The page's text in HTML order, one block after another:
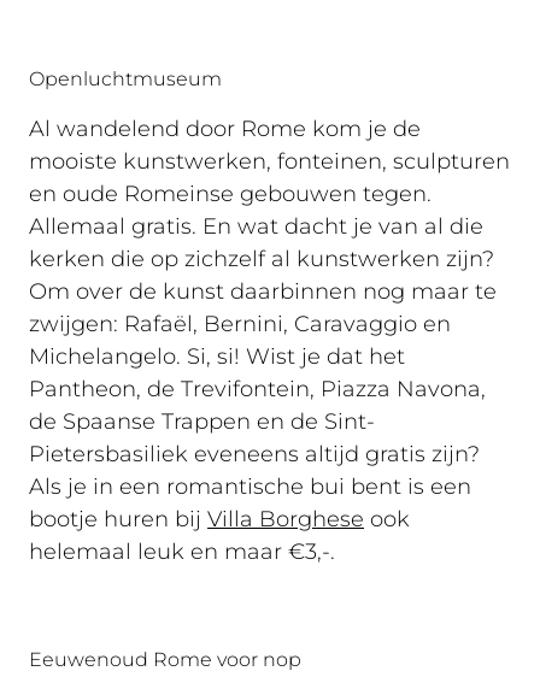
Openluchtmuseum
Al wandelend door Rome kom je de
mooiste kunstwerken, fonteinen, sculpturen
en oude Romeinse gebouwen tegen.
Allemaal gratis. En wat dacht je van al die
kerken die op zichzelf al kunstwerken zijn?
Om over de kunst daarbinnen nog maar te
zwijgen: Rafaël, Bernini, Caravaggio en
Michelangelo. Si, si! Wist je dat het
Pantheon, de Trevifontein, Piazza Navona,
de Spaanse Trappen en de Sint-
Pietersbasiliek eveneens altijd gratis zijn?
Als je in een romantische bui bent is een
bootje huren bij Villa Borghese ook
helemaal leuk en maar €3,-.
Eeuwenoud Rome voor nop